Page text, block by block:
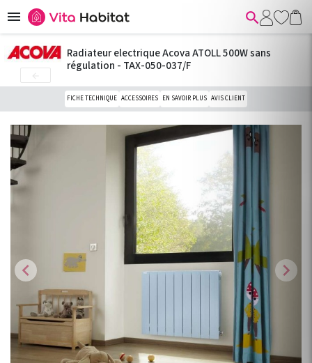
 
chevron_left chevron_right
Radiateur electrique Acova ATOLL 500W sans
régulation - TAX-050-037/F
FICHE TECHNIQUE ACCESSOIRES EN SAVOIR PLUS AVIS CLIENT